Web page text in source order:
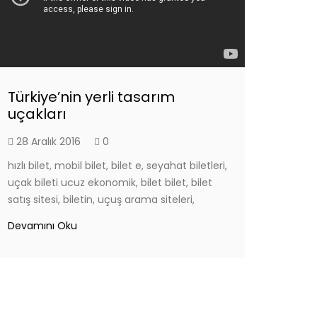
Türkiye’nin yerli tasarım
uçakları
28 Aralık 2016
0
hızlı bilet, mobil bilet, bilet e, seyahat biletleri,
uçak bileti ucuz ekonomik, bilet bilet, bilet
satış sitesi, biletin, uçuş arama siteleri,
Devamını Oku